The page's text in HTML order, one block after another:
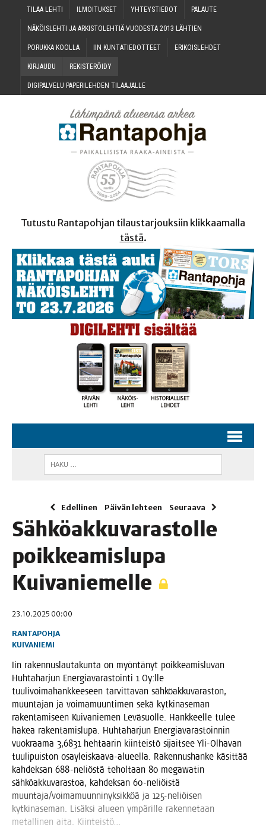
TILAA LEH­TI ILMOI­TUK­SET YHTEYS­TIE­DOT PALAU­TE
NÄKÖIS­LEH­TI JA ARKIS­TO­LEH­TIÄ VUO­DES­TA 2013 LÄHTIEN
PORUK­KA KOOLLA IIN KUN­TA­TIE­DOT­TEET ERI­KOIS­LEH­DET
KIR­JAU­DU REKIS­TE­RÖI­DY
DIGI­PAL­VE­LU PAPE­RI­LEH­DEN TILAAJALLE
Tutustu Rantapohjan tilaustarjouksiin klikkaamalla
tästä.
Edellinen Päivän lehteen Seuraava
Säh­kö­ak­ku­va­ras­tol­le
poik­kea­mis­lu­pa
Kuivaniemelle
23.10.2025 00:00
RANTAPOHJA
KUIVANIEMI
Iin raken­nus­lau­ta­kun­ta on myön­tä­nyt poik­kea­mis­lu­van
Huh­ta­har­jun Ener­gia­va­ras­toin­ti 1 Oy:lle
tuu­li­voi­ma­hank­kee­seen tar­vit­ta­van säh­kö­ak­ku­va­ras­ton,
muun­ta­jan ja voi­ma­muun­ti­men sekä kyt­ki­na­se­man
raken­ta­mi­seen Kui­va­nie­men Levä­suol­le. Hank­keel­le tulee
hakea raken­ta­mis­lu­pa. Huh­ta­har­jun Ener­gia­va­ras­toin­nin
vuo­kraa­ma 3,6831 heh­taa­rin kiin­teis­tö sijait­see Yli-Olha­van
tuu­li­puis­ton osay­leis­kaa­va-alu­eel­la. Raken­nus­han­ke käsit­tää
kah­dek­san 688-neliös­tä tehol­taan 80 megawa­tin
säh­kö­ak­ku­va­ras­toa, kah­dek­san 60-neliöis­tä
muuntaja/voimamuunninyksikköä ja 125-neliöi­sen
kyt­ki­na­se­man. Lisäk­si alu­een ympä­ril­le raken­ne­taan
metal­li­nen aita. Kiinteistö…